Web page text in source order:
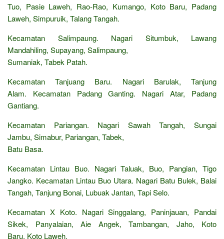
Tuo, Pasie Laweh, Rao-Rao, Kumango, Koto Baru, Padang
Laweh, Simpuruik, Talang Tangah.
Kecamatan Salimpaung. Nagari Situmbuk, Lawang
Mandahiling, Supayang, Salimpaung,
Sumaniak, Tabek Patah.
Kecamatan Tanjuang Baru. Nagari Barulak, Tanjung
Alam. Kecamatan Padang Ganting. Nagari Atar, Padang
Gantiang.
Kecamatan Pariangan. Nagari Sawah Tangah, Sungai
Jambu, Simabur, Pariangan, Tabek,
Batu Basa.
Kecamatan Lintau Buo. Nagari Taluak, Buo, Pangian, Tigo
Jangko. Kecamatan Lintau Buo Utara. Nagari Batu Bulek, Balai
Tangah, Tanjung Bonai, Lubuak Jantan, Tapi Selo.
Kecamatan X Koto. Nagari Singgalang, Paninjauan, Pandai
Sikek, Panyalaian, Aie Angek, Tambangan, Jaho, Koto
Baru, Koto Laweh.